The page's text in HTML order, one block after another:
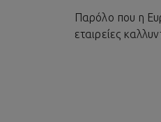
Παρόλο που η
εταιρείες